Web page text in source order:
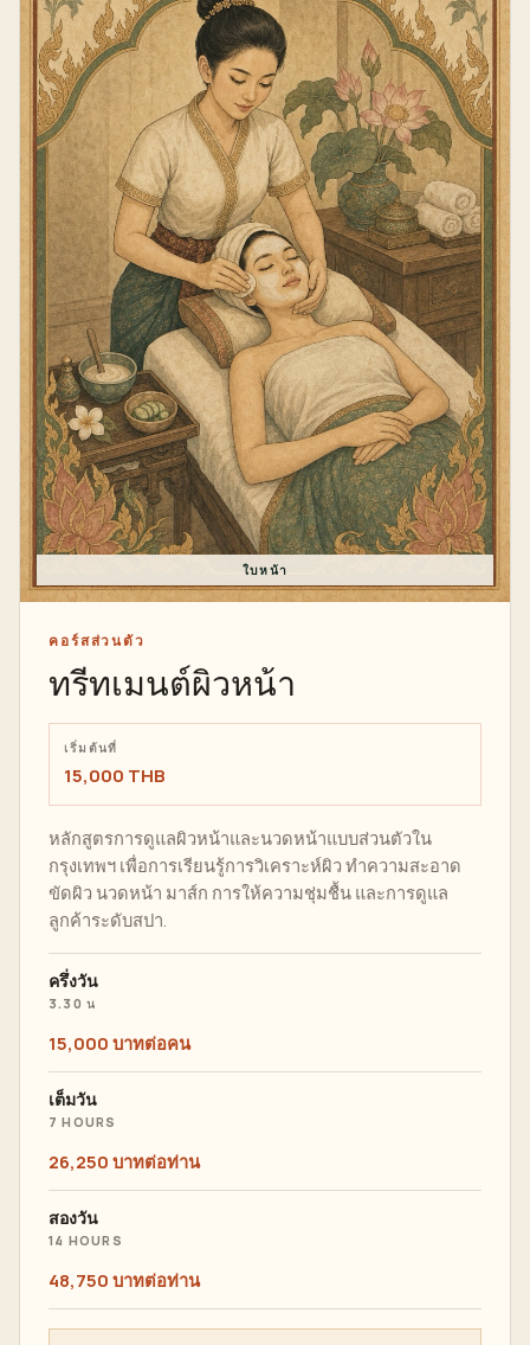
ใบหน้า
คอร์สส่วนตัว
ทรีทเมนต์ผิวหน้า
เริ่มต้นที่
15,000 THB
หลักสูตรการดูแลผิวหน้าและนวดหน้าแบบส่วนตัวใน
กรุงเทพฯ เพื่อการเรียนรู้การวิเคราะห์ผิว ทำความสะอาด
ขัดผิว นวดหน้า มาส์ก การให้ความชุ่มชื้น และการดูแล
ลูกค้าระดับสปา.
ครึ่งวัน
3.30 น
15,000 บาทต่อคน
เต็มวัน
7 HOURS
26,250 บาทต่อท่าน
สองวัน
14 HOURS
48,750 บาทต่อท่าน